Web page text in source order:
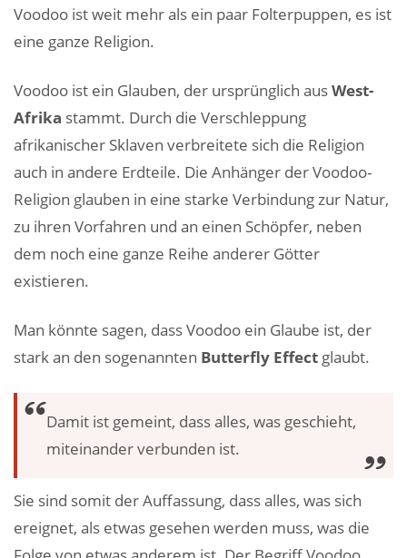
Voodoo ist weit mehr als ein paar Folterpuppen, es ist
eine ganze Religion.
Voodoo ist ein Glauben, der ursprünglich ausWest-
Afrika stammt. Durch die Verschleppung
afrikanischer Sklaven verbreitete sich die Religion
auch in andere Erdteile. Die Anhänger der Voodoo-
Religion glauben in eine starke Verbindung zur Natur,
zu ihren Vorfahren und an einen Schöpfer, neben
dem noch eine ganze Reihe anderer Götter
existieren.
Man könnte sagen, dass Voodoo ein Glaube ist, der
stark an den sogenannten Butterfly Effect glaubt.
Damit ist gemeint, dass alles, was geschieht,
miteinander verbunden ist.
Sie sind somit der Auffassung, dass alles, was sich
ereignet, als etwas gesehen werden muss, was die